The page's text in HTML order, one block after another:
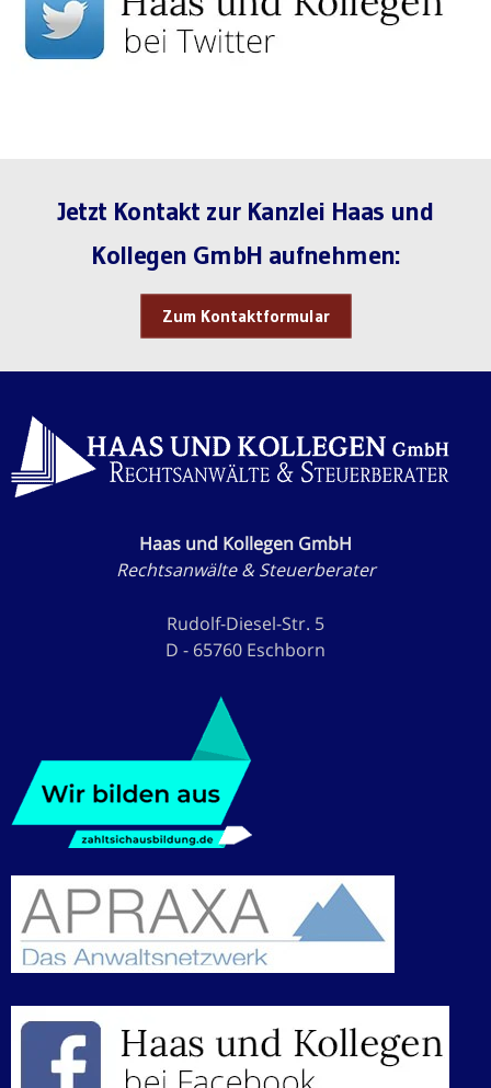
Jetzt Kontakt zur Kanzlei Haas und
Kollegen GmbH aufnehmen:
Zum Kontaktformular
Haas und Kollegen GmbH
Rechtsanwälte & Steuerberater
Rudolf-Diesel-Str. 5
D - 65760 Eschborn